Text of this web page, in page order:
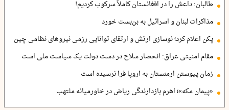
طالبان: داعش را در افغانستان کاملاً سرکوب کردیم!
مذاکرات لبنان و اسرائیل به بن‌بست خورد
پکن اعلام کرد؛ نوسازی ارتش و ارتقای توانایی رزمی نیروهای نظامی چین
مقام امنیتی عراق: انحصار سلاح در دست دولت یک سیاست ملی است
زمان پیوستن ارمنستان به اروپا فرا نرسیده است
«پیمان مکه»؛ اهرم بازدارندگی ریاض در خاورمیانه ملتهب